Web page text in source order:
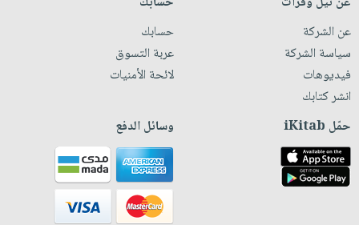
عن الشركة
سياسة الشركة
فيديوهات
انشر كتابك
حسابك
عربة التسوق
لائحة الأمنيات
حمّل iKitab وسائل الدفع